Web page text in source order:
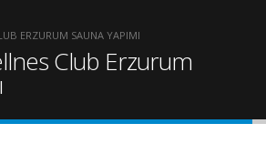
ERZURUM SAUNA YAPIMI
Club Erzurum